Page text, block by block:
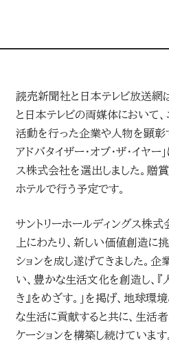
新聞
ターゲットメディア
デジタル広告配信
AWARD
読売新聞の広告賞
読売新聞の広告賞 トップ
読売マーケティング賞
読売広告大賞
CONTACT
お問い合わせ
DOWNLOADS
資料ダウンロード
読売新聞社と日本テレビ放送網
と日本テレビの両媒体において
活動を行った企業や人物を顕彰
アドバタイザー・オブ・ザ・イヤー
ス株式会社を選出しました。贈
ホテルで行う予定です。
サントリーホールディングス株
上にわたり、新しい価値創造に
ションを成し遂げてきました。企
い、豊かな生活文化を創造し、『
き』をめざす。」を掲げ、地球
な生活に貢献すると共に、生活
ケーションを構築し続けています